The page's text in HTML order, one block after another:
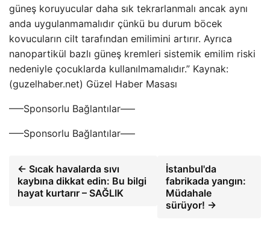
güneş koruyucular daha sık tekrarlanmalı ancak aynı
anda uygulanmamalıdır çünkü bu durum böcek
kovucuların cilt tarafından emilimini artırır. Ayrıca
nanopartikül bazlı güneş kremleri sistemik emilim riski
nedeniyle çocuklarda kullanılmamalıdır.” Kaynak:
(guzelhaber.net) Güzel Haber Masası
—–Sponsorlu Bağlantılar—–
—–Sponsorlu Bağlantılar—–
← Sıcak havalarda sıvı
kaybına dikkat edin: Bu bilgi
hayat kurtarır – SAĞLIK
İstanbul'da
fabrikada yangın:
Müdahale
sürüyor! →